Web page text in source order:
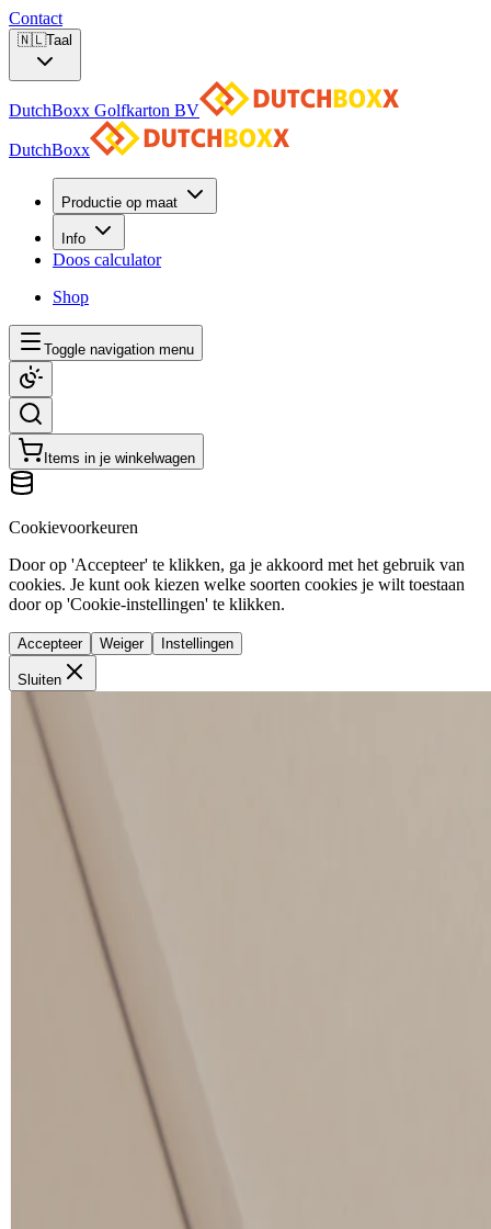
Contact
🇳🇱Taal
DutchBoxx Golfkarton BV
DutchBoxx
Productie op maat
Info
Doos calculator
Shop
Toggle navigation menu
Items in je winkelwagen
Cookievoorkeuren
Door op 'Accepteer' te klikken, ga je akkoord met het gebruik van
cookies. Je kunt ook kiezen welke soorten cookies je wilt toestaan
door op 'Cookie-instellingen' te klikken.
Accepteer Weiger Instellingen
Sluiten